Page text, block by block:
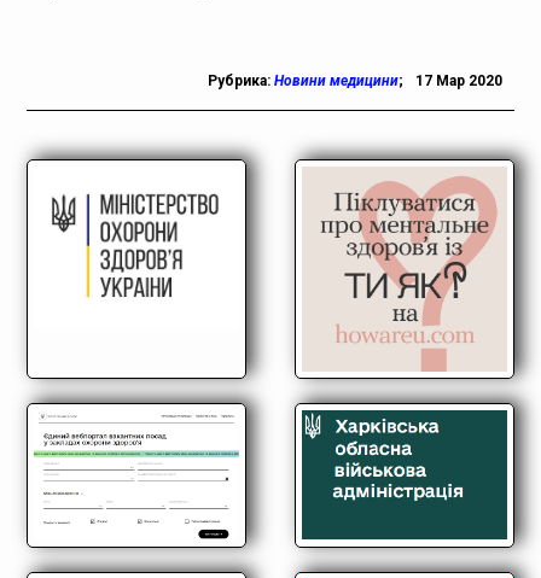
Рубрика: Новини медицини; 17 Мар 2020